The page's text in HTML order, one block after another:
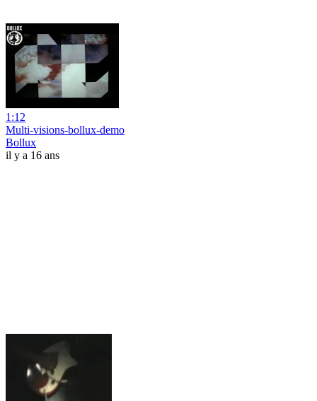
1:12
Multi-visions-bollux-demo
Bollux
il y a 16 ans